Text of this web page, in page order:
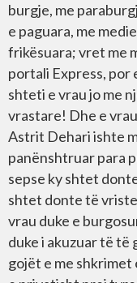
burgje, me
e paguara, me
frikësuara; vret me
portali Express,
shteti e vrau jo me
vrastare! Dhe e
Astrit Dehari ishte
panënshtruar para
sepse ky shtet
shtet donte të
vrau duke e
duke i akuzuar të të
gojët e me